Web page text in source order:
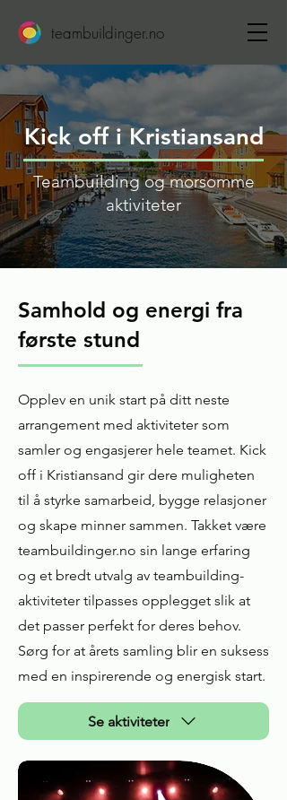
teambuildinger.no
Kick off i Kristiansand
Teambuilding og morsomme
aktiviteter
Samhold og energi fra
første stund
Opplev en unik start på ditt neste
arrangement med aktiviteter som
samler og engasjerer hele teamet. Kick
off i Kristiansand gir dere muligheten
til å styrke samarbeid, bygge relasjoner
og skape minner sammen. Takket være
teambuildinger.no sin lange erfaring
og et bredt utvalg av teambuilding-
aktiviteter tilpasses opplegget slik at
det passer perfekt for deres behov.
Sørg for at årets samling blir en suksess
med en inspirerende og energisk start.
Se aktiviteter